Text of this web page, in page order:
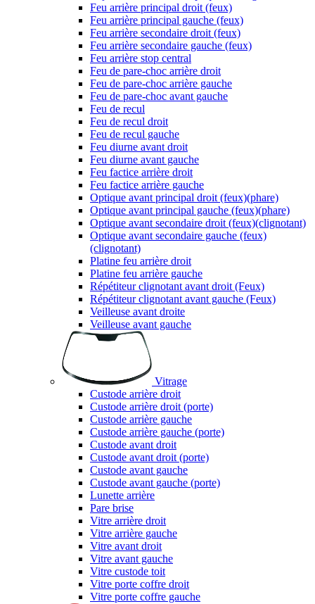
Feu arrière principal droit (feux)
Feu arrière principal gauche (feux)
Feu arrière secondaire droit (feux)
Feu arrière secondaire gauche (feux)
Feu arrière stop central
Feu de pare-choc arrière droit
Feu de pare-choc arrière gauche
Feu de pare-choc avant gauche
Feu de recul
Feu de recul droit
Feu de recul gauche
Feu diurne avant droit
Feu diurne avant gauche
Feu factice arrière droit
Feu factice arrière gauche
Optique avant principal droit (feux)(phare)
Optique avant principal gauche (feux)(phare)
Optique avant secondaire droit (feux)(clignotant)
Optique avant secondaire gauche (feux)
(clignotant)
Platine feu arrière droit
Platine feu arrière gauche
Répétiteur clignotant avant droit (Feux)
Répétiteur clignotant avant gauche (Feux)
Veilleuse avant droite
Veilleuse avant gauche
Vitrage
Custode arrière droit
Custode arrière droit (porte)
Custode arrière gauche
Custode arrière gauche (porte)
Custode avant droit
Custode avant droit (porte)
Custode avant gauche
Custode avant gauche (porte)
Lunette arrière
Pare brise
Vitre arrière droit
Vitre arrière gauche
Vitre avant droit
Vitre avant gauche
Vitre custode toit
Vitre porte coffre droit
Vitre porte coffre gauche